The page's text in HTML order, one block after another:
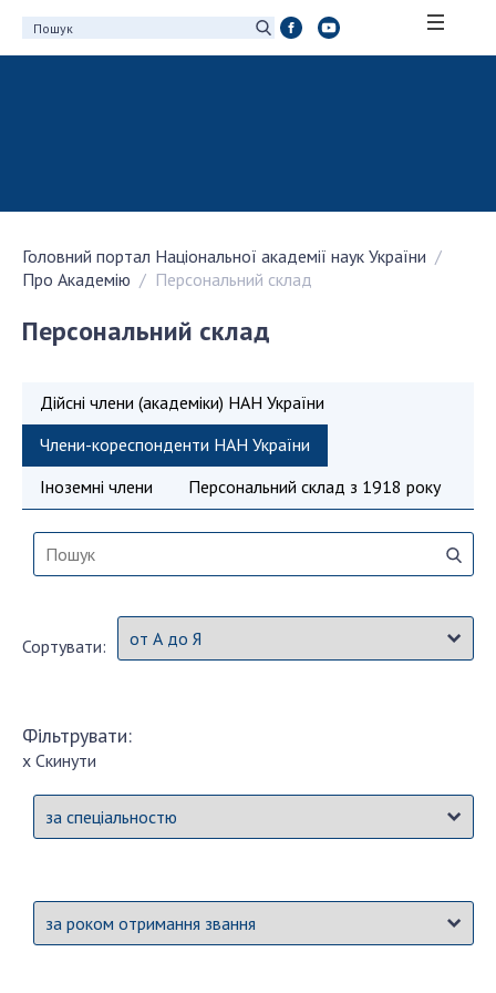
100-річчя Національної академії наук
Нагороди, відзнаки та почесні звання НАН
України
Персональний склад
Благодійний фонд імені Бориса Патона
Концепція розвитку Національної академії
наук України
Книга пам'яті
СТРУКТУРА
Президія НАН України
Апарат Президії
Секція хімічних і біологічних наук
Секція суспільних і гуманітарних наук
Установи при Президії
Ради, комітети та комісії
Громадські організації
Головний портал Національної академії наук України
Про Академію
Персональний склад
Персональний склад
Дійсні члени (академіки) НАН України
Члени-кореспонденти НАН України
Іноземні члени
Персональний склад з 1918 року
Сортувати:
Фільтрувати:
x Скинути